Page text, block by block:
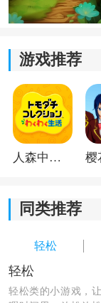
*多样的方块形
拼图世界。
*愉悦的音效，
趣。
游戏推荐
人森中文版
同类推荐
轻松
轻松
轻松类的小游戏，